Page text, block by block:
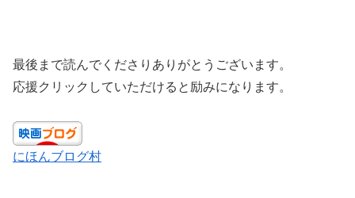
最後まで読んでくださりありがとうございます。
応援クリックしていただけると励みになります。
にほんブログ村